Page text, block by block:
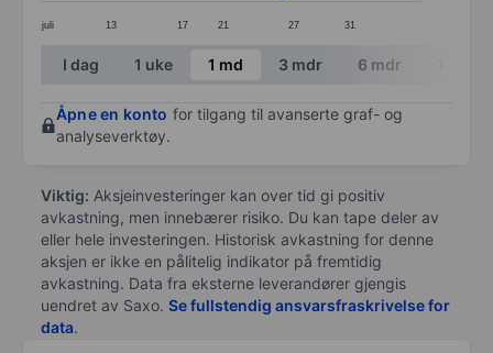
juli 13 17 21 27 31
End of interactive chart.
I dag 1 uke 1 md 3 mdr 6 mdr
Åpne en konto for tilgang til avanserte graf- og
analyseverktøy.
Viktig: Aksjeinvesteringer kan over tid gi positiv
avkastning, men innebærer risiko. Du kan tape deler av
eller hele investeringen. Historisk avkastning for denne
aksjen er ikke en pålitelig indikator på fremtidig
avkastning. Data fra eksterne leverandører gjengis
uendret av Saxo. Se fullstendig ansvarsfraskrivelse for
data.